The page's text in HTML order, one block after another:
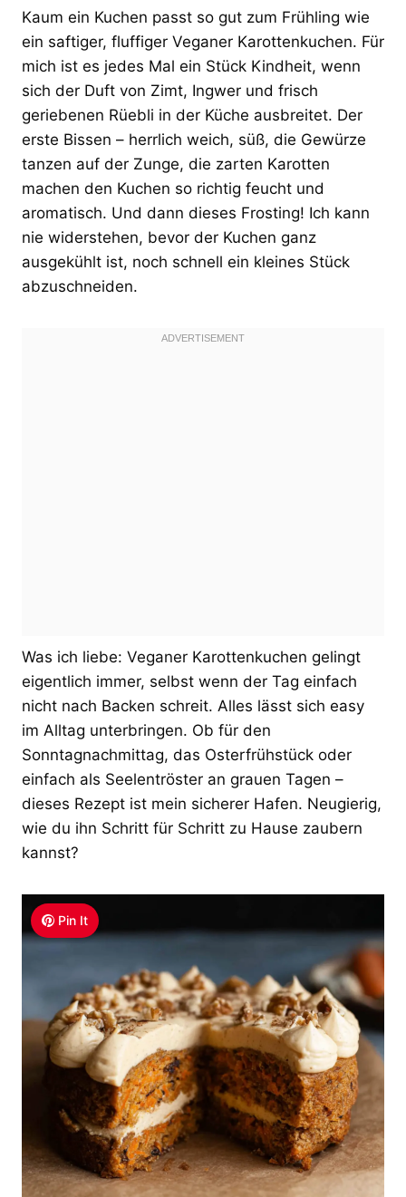
Kaum ein Kuchen passt so gut zum Frühling wie
ein saftiger, fluffiger Veganer Karottenkuchen. Für
mich ist es jedes Mal ein Stück Kindheit, wenn
sich der Duft von Zimt, Ingwer und frisch
geriebenen Rüebli in der Küche ausbreitet. Der
erste Bissen – herrlich weich, süß, die Gewürze
tanzen auf der Zunge, die zarten Karotten
machen den Kuchen so richtig feucht und
aromatisch. Und dann dieses Frosting! Ich kann
nie widerstehen, bevor der Kuchen ganz
ausgekühlt ist, noch schnell ein kleines Stück
abzuschneiden.
Was ich liebe: Veganer Karottenkuchen gelingt
eigentlich immer, selbst wenn der Tag einfach
nicht nach Backen schreit. Alles lässt sich easy
im Alltag unterbringen. Ob für den
Sonntagnachmittag, das Osterfrühstück oder
einfach als Seelentröster an grauen Tagen –
dieses Rezept ist mein sicherer Hafen. Neugierig,
wie du ihn Schritt für Schritt zu Hause zaubern
kannst?
Pin It